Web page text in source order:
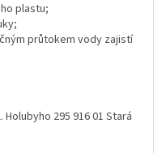
plastu;
průtokem vody zajistí
295 916 01 Stará